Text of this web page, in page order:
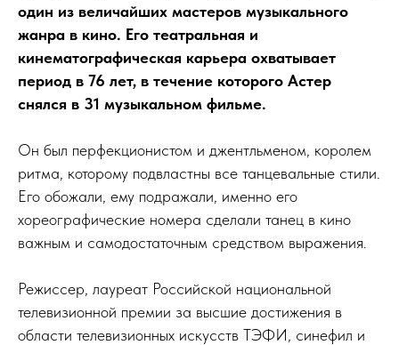
один из величайших мастеров музыкального
жанра в кино. Его театральная и
кинематографическая карьера охватывает
период в 76 лет, в течение которого Астер
снялся в 31 музыкальном фильме.
Он был перфекционистом и джентльменом, королем
ритма, которому подвластны все танцевальные стили.
Его обожали, ему подражали, именно его
хореографические номера сделали танец в кино
важным и самодостаточным средством выражения.
Режиссер, лауреат Российской национальной
телевизионной премии за высшие достижения в
области телевизионных искусств ТЭФИ, синефил и